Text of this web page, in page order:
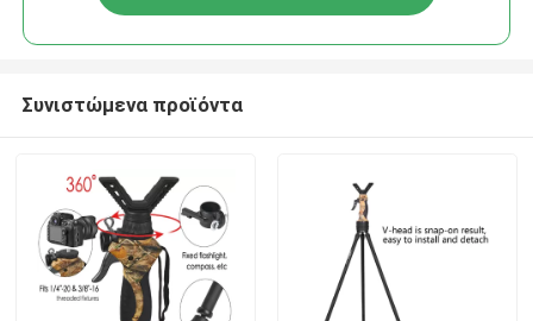
Συνιστώμενα προϊόντα